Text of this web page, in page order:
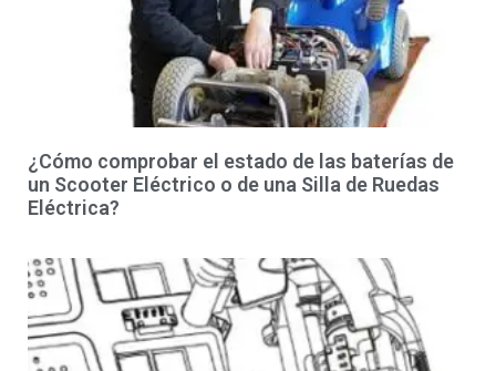
¿Cómo comprobar el estado de las baterías de
un Scooter Eléctrico o de una Silla de Ruedas
Eléctrica?